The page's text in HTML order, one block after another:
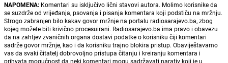
NAPOMENA: Komentari su isključivo lični stavovi autora. Molimo korisnike da
se suzdrže od vrijeđanja, psovanja i pisanja komentara koji podstiču na mržnju.
Strogo zabranjen bilo kakav govor mržnje na portalu radiosarajevo.ba, zbog
kojeg možete biti krivično procesuirani. Radiosarajevo.ba ima pravo i obavezu
da na zahtjev zvaničnih organa dostavi podatke o korisniku čiji komentari
sadrže govor mržnje, kao i da korisniku trajno blokira pristup. Obaviještavamo
vas da svaki čitatelj dobrovoljno pristupa čitanju i kreiranju komentara i
prihvata mogućnost da neki komentari mogu sadržavati narativ koji je u